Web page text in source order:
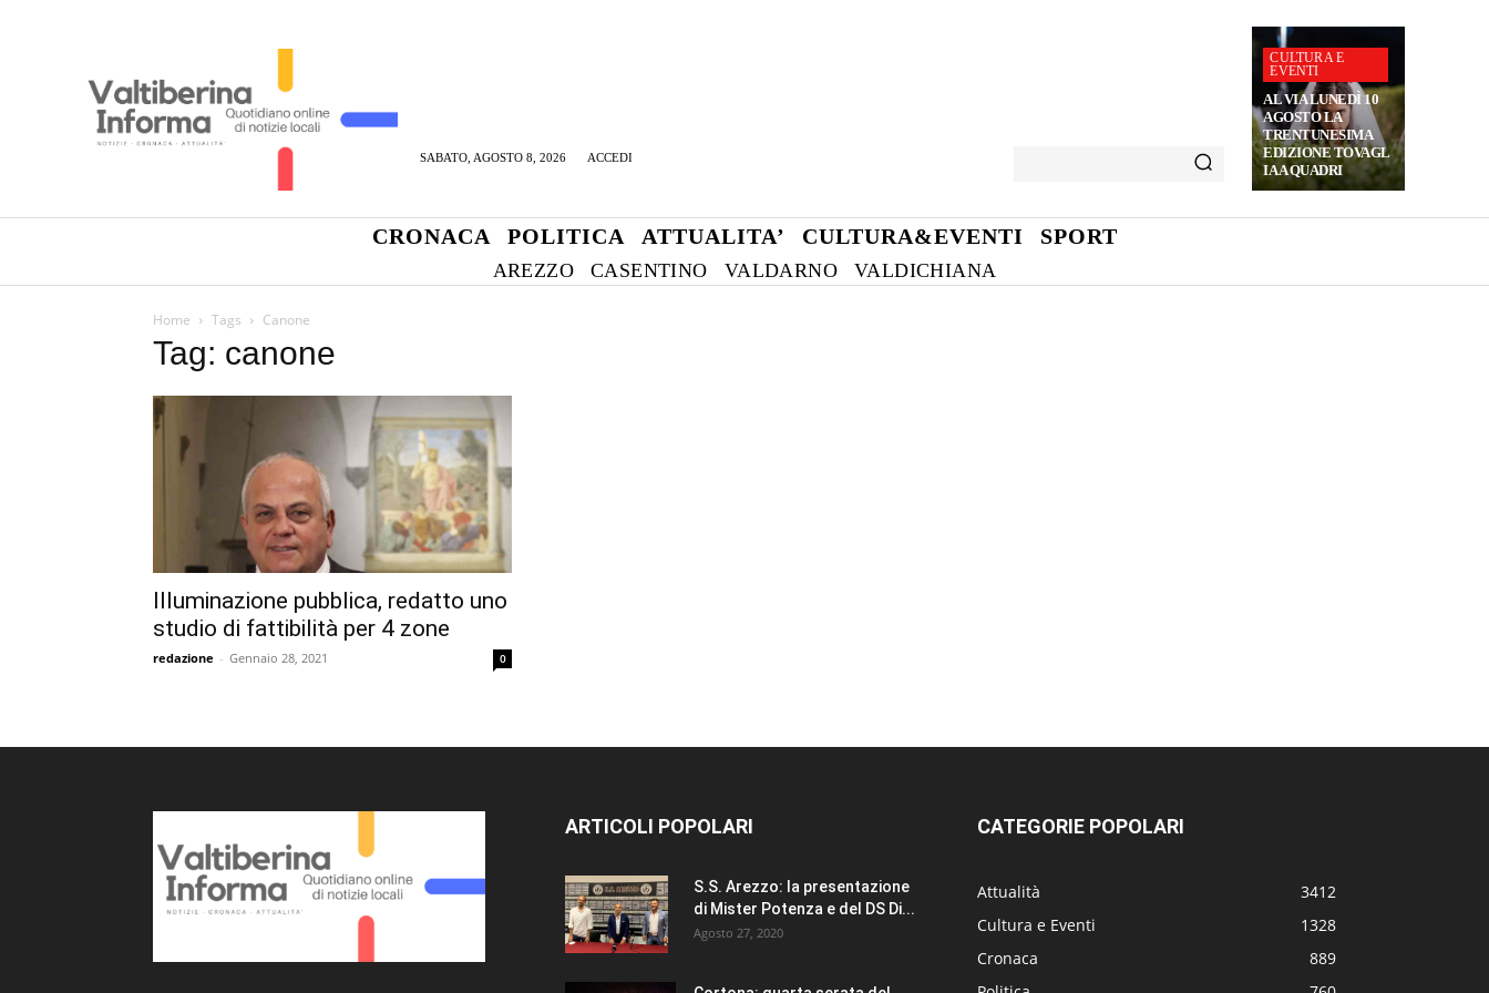
SABATO, AGOSTO 8, 2026 ACCEDI
CULTURA E
EVENTI
AL VIA LUNEDÌ 10
AGOSTO LA
TRENTUNESIMA
EDIZIONE TOVAGL
IA A QUADRI
CRONACA POLITICA ATTUALITA’ CULTURA&EVENTI SPORT
AREZZO CASENTINO VALDARNO VALDICHIANA
Home Tags Canone
Tag: canone
Illuminazione pubblica, redatto uno
studio di fattibilità per 4 zone
redazione - Gennaio 28, 2021 0
ARTICOLI POPOLARI
S.S. Arezzo: la presentazione
di Mister Potenza e del DS Di...
Agosto 27, 2020
CATEGORIE POPOLARI
Attualità
3412
Cultura e Eventi
1328
Cronaca
889